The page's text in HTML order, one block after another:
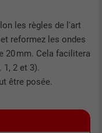
les règles de l'art
reformez les ondes
20 mm. Cela facilitera
1, 2 et 3).
être posée.